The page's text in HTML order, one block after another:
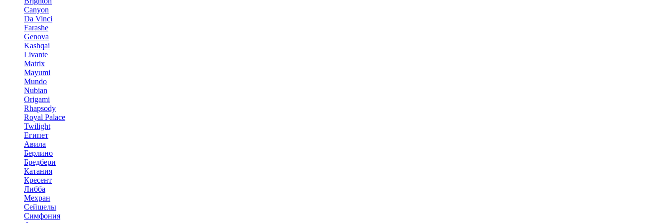
Canyon
Da Vinci
Farashe
Genova
Kashqai
Livante
Matrix
Mayumi
Mundo
Nubian
Origami
Rhapsody
Royal Palace
Twilight
Египет
Авила
Берлино
Бредбери
Катания
Кресент
Либба
Мехран
Сейшелы
Симфония